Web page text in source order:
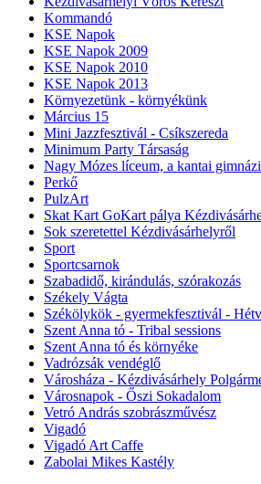
Kommandó
KSE Napok
KSE Napok 2009
KSE Napok 2010
KSE Napok 2013
Környezetünk - környékünk
Március 15
Mini Jazzfesztivál - Csíkszereda
Minimum Party Társaság
Nagy Mózes líceum, a kantai
Perkő
PulzArt
Skat Kart GoKart pálya
Sok szeretettel Kézdivásárhelyről
Sport
Sportcsarnok
Szabadidő, kirándulás, szórakozás
Székely Vágta
Székölykök - gyermekfesztivál -
Szent Anna tó - Tribal sessions
Szent Anna tó és környéke
Vadrózsák vendéglő
Városháza - Kézdivásárhely
Városnapok - Őszi Sokadalom
Vetró András szobrászművész
Vigadó
Vigadó Art Caffe
Zabolai Mikes Kastély